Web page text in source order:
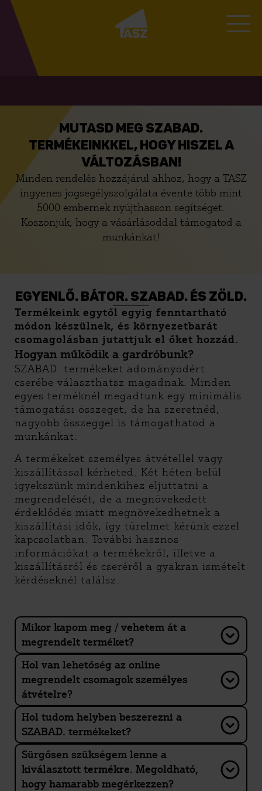
MUTASD MEG SZABAD.
TERMÉKEINKKEL, HOGY HISZEL A
VÁLTOZÁSBAN!
Minden rendelés hozzájárul ahhoz, hogy a TASZ
ingyenes jogsegélyszolgálata évente több mint
5000 embernek nyújthasson segítséget.
Köszönjük, hogy a vásárlásoddal támogatod a
munkánkat!
EGYENLŐ. BÁTOR. SZABAD. ÉS ZÖLD.
Termékeink egytől egyig fenntartható
módon készülnek, és környezetbarát
csomagolásban jutattjuk el őket hozzád.
Hogyan működik a gardróbunk?
SZABAD. termékeket adományodért
cserébe választhatsz magadnak. Minden
egyes terméknél megadtunk egy minimális
támogatási összeget, de ha szeretnéd,
nagyobb összeggel is támogathatod a
munkánkat.
A termékeket személyes átvétellel vagy
kiszállítással kérheted. Két héten belül
igyekszünk mindenkihez eljuttatni a
megrendelését, de a megnövekedett
érdeklődés miatt megnövekedhetnek a
kiszállítási idők, így türelmet kérünk ezzel
kapcsolatban. További hasznos
információkat a termékekről, illetve a
kiszállításról és cseréről a gyakran ismételt
kérdéseknél találsz.
Mikor kapom meg / vehetem át a
megrendelt terméket?
Hol van lehetőség az online
megrendelt csomagok személyes
átvételre?
Hol tudom helyben beszerezni a
SZABAD. termékeket?
Sürgősen szükségem lenne a
kiválasztott termékre. Megoldható,
hogy hamarabb megérkezzen?